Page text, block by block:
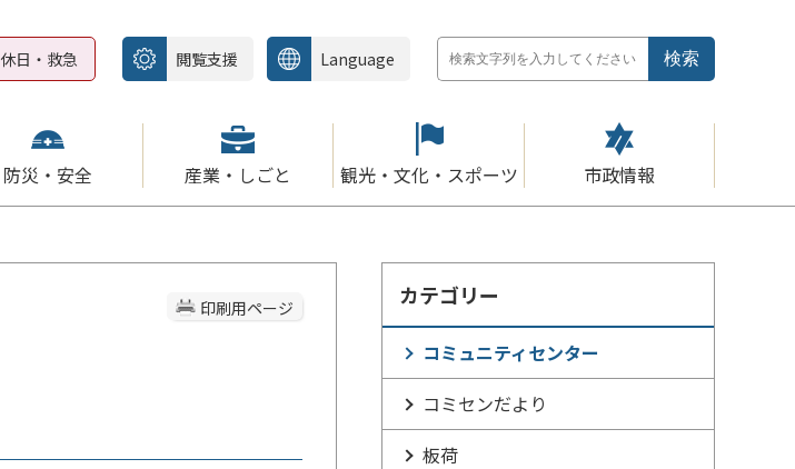
休日・救急 閲覧支援 Language
防災・安全 産業・しごと 観光・文化・スポーツ 市政情報
印刷用ページ カテゴリー
コミュニティセンター
コミセンだより
板荷